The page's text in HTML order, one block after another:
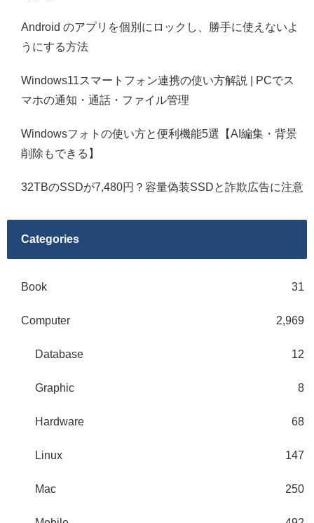
Android のアプリを個別にロックし、勝手に使えないよ
うにする方法
Windows11スマートフォン連携の使い方解説 | PCでス
マホの通知・通話・ファイル管理
Windowsフォトの使い方と便利機能5選【AI編集・背景
削除もできる】
32TBのSSDが7,480円？容量偽装SSDと詐欺広告に注意
Categories
Book 31
Computer 2,969
Database 12
Graphic 8
Hardware 68
Linux 147
Mac 250